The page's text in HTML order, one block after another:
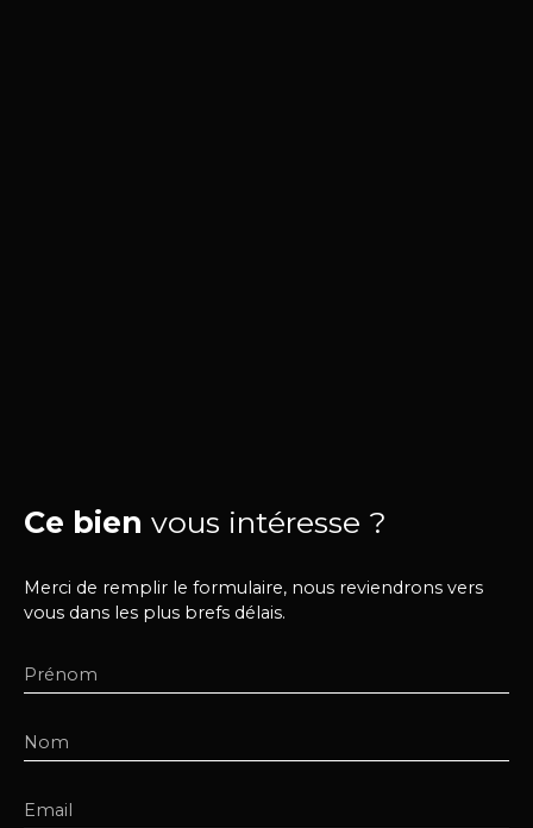
Ce bien vous intéresse ?
Merci de remplir le formulaire, nous reviendrons vers
vous dans les plus brefs délais.
Prénom
Nom
Email